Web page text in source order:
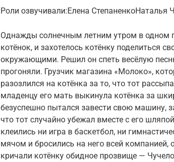
Роли озвучивали:Елена СтепаненкоНаталья
Однажды солнечным летним утром в одном
котёнок, и захотелось котёнку поделиться
окружающими. Решил он спеть весёлую
прогоняли. Грузчик магазина «Молоко»,
разозлился на котёнка за то, что тот
младенцу его мать выкинула котёнка за
безуспешно пытался завести свою машину,
что тот случайно убежал вместе с его
клеились ни игра в баскетбол, ни
мячом и бросились на него всей
кричали котёнку обидное прозвище —